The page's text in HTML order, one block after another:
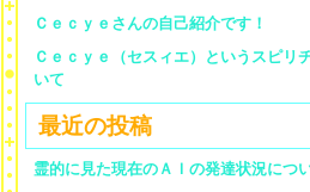
Ｃｅｃｙｅさんの自己紹介です！
Ｃｅｃｙｅ（セスィエ）というスピリ
いて
最近の投稿
霊的に見た現在のＡＩの発達状況に